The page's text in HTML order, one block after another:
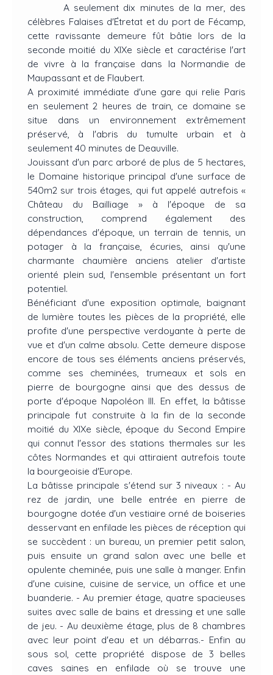
A seulement dix minutes de la mer, des
célèbres Falaises d'Étretat et du port de Fécamp,
cette ravissante demeure fût bâtie lors de la
seconde moitié du XIXe siècle et caractérise l'art
de vivre à la française dans la Normandie de
Maupassant et de Flaubert.
A proximité immédiate d'une gare qui relie Paris
en seulement 2 heures de train, ce domaine se
situe dans un environnement extrêmement
préservé, à l'abris du tumulte urbain et à
seulement 40 minutes de Deauville.
Jouissant d'un parc arboré de plus de 5 hectares,
le Domaine historique principal d'une surface de
540m2 sur trois étages, qui fut appelé autrefois «
Château du Bailliage » à l'époque de sa
construction, comprend également des
dépendances d'époque, un terrain de tennis, un
potager à la française, écuries, ainsi qu'une
charmante chaumière anciens atelier d'artiste
orienté plein sud, l'ensemble présentant un fort
potentiel.
Bénéficiant d'une exposition optimale, baignant
de lumière toutes les pièces de la propriété, elle
profite d'une perspective verdoyante à perte de
vue et d'un calme absolu. Cette demeure dispose
encore de tous ses éléments anciens préservés,
comme ses cheminées, trumeaux et sols en
pierre de bourgogne ainsi que des dessus de
porte d'époque Napoléon III. En effet, la bâtisse
principale fut construite à la fin de la seconde
moitié du XIXe siècle, époque du Second Empire
qui connut l'essor des stations thermales sur les
côtes Normandes et qui attiraient autrefois toute
la bourgeoisie d'Europe.
La bâtisse principale s'étend sur 3 niveaux : - Au
rez de jardin, une belle entrée en pierre de
bourgogne dotée d'un vestiaire orné de boiseries
desservant en enfilade les pièces de réception qui
se succèdent : un bureau, un premier petit salon,
puis ensuite un grand salon avec une belle et
opulente cheminée, puis une salle à manger. Enfin
d'une cuisine, cuisine de service, un office et une
buanderie. - Au premier étage, quatre spacieuses
suites avec salle de bains et dressing et une salle
de jeu. - Au deuxième étage, plus de 8 chambres
avec leur point d'eau et un débarras.- Enfin au
sous sol, cette propriété dispose de 3 belles
caves saines en enfilade où se trouve une